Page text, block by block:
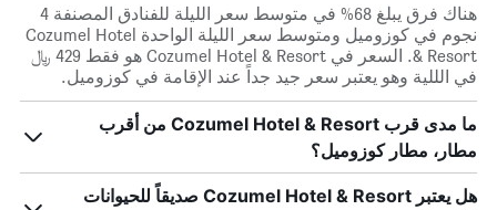
هناك فرق يبلغ 68% في متوسط ​​سعر الليلة للفنادق المصنفة 4
نجوم في كوزوميل ومتوسط ​​سعر الليلة الواحدة Cozumel Hotel
& Resort. السعر في Cozumel Hotel & Resort هو فقط 429 ﷼
في الللية وهو يعتبر سعر جيد جداً عند الإقامة في كوزوميل.
ما مدى قرب Cozumel Hotel & Resort من أقرب
مطار، مطار كوزوميل؟
هل يعتبر Cozumel Hotel & Resort صديقاً للحيوانات